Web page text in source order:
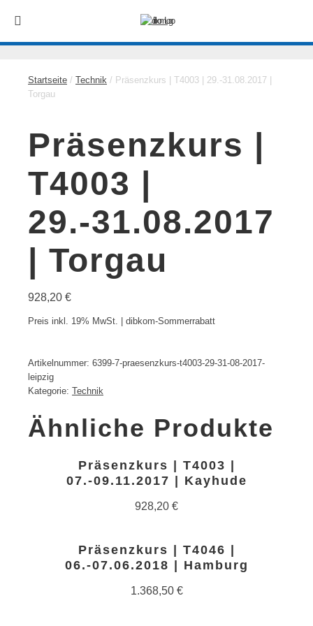
Startseite / Technik / Präsenzkurs | T4003 | 29.-31.08.2017 |
Torgau
Präsenzkurs |
T4003 |
29.-31.08.2017
| Torgau
928,20 €
Preis inkl. 19% MwSt. | dibkom-Sommerrabatt
Artikelnummer: 6399-7-praesenzkurs-t4003-29-31-08-2017-
leipzig
Kategorie: Technik
Ähnliche Produkte
Präsenzkurs | T4003 |
07.-09.11.2017 | Kayhude
928,20 €
Präsenzkurs | T4046 |
06.-07.06.2018 | Hamburg
1.368,50 €